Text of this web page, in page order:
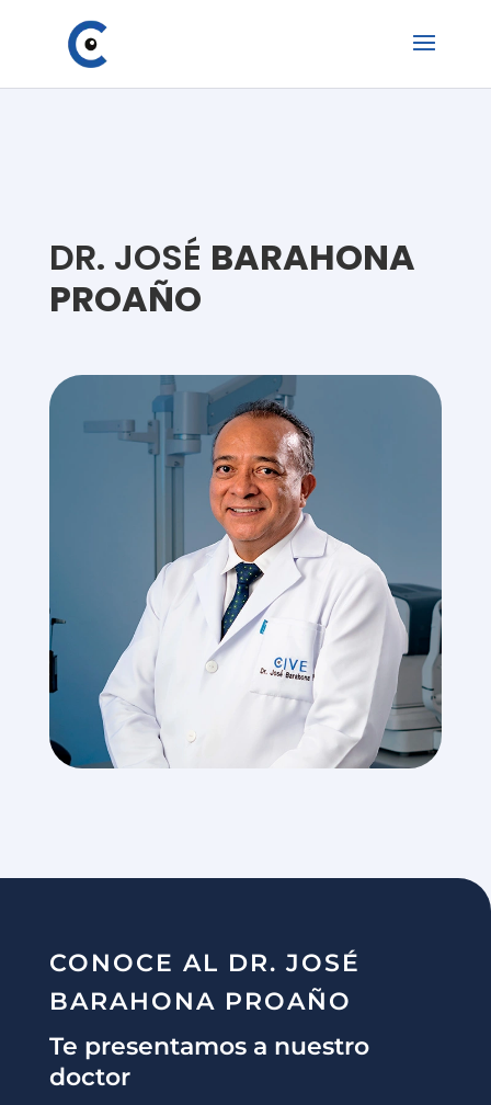
DR. JOSÉ BARAHONA
PROAÑO
CONOCE AL DR. JOSÉ
BARAHONA PROAÑO
Te presentamos a nuestro
doctor